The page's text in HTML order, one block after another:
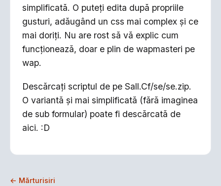
simplificată. O puteţi edita după propriile
gusturi, adăugând un css mai complex şi ce
mai doriţi. Nu are rost să vă explic cum
funcţionează, doar e plin de wapmasteri pe
wap.
Descărcaţi scriptul de pe Sall.Cf/se/se.zip.
O variantă şi mai simplificată (fără imaginea
de sub formular) poate fi descărcată de
aici. :D
← Mărturisiri